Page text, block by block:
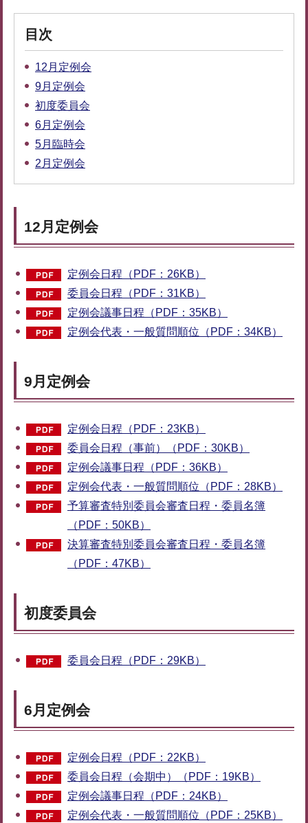
目次
12月定例会
9月定例会
初度委員会
6月定例会
5月臨時会
2月定例会
12月定例会
定例会日程（PDF：26KB）
委員会日程（PDF：31KB）
定例会議事日程（PDF：35KB）
定例会代表・一般質問順位（PDF：34KB）
9月定例会
定例会日程（PDF：23KB）
委員会日程（事前）（PDF：30KB）
定例会議事日程（PDF：36KB）
定例会代表・一般質問順位（PDF：28KB）
予算審査特別委員会審査日程・委員名簿
（PDF：50KB）
決算審査特別委員会審査日程・委員名簿
（PDF：47KB）
初度委員会
委員会日程（PDF：29KB）
6月定例会
定例会日程（PDF：22KB）
委員会日程（会期中）（PDF：19KB）
定例会議事日程（PDF：24KB）
定例会代表・一般質問順位（PDF：25KB）